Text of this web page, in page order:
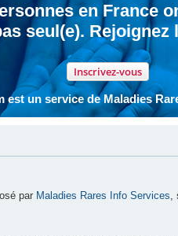
en France
seul(e). Rejoignez
Inscrivez-vous
est un service de Maladies
par Maladies Rares Info Services,